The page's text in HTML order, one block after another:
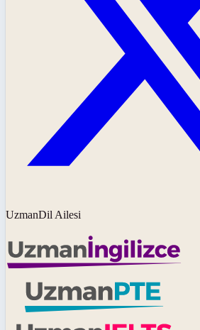
UzmanDil Ailesi